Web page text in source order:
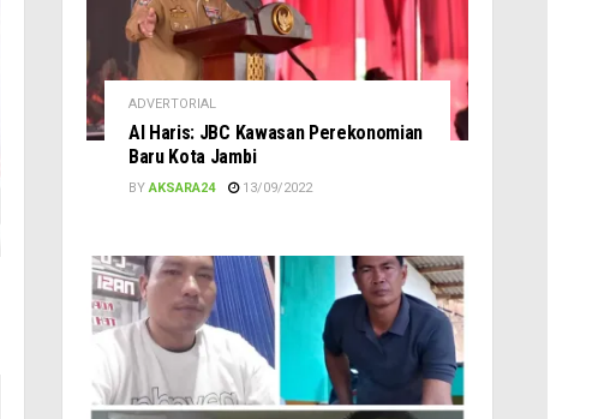
ADVERTORIAL
Al Haris: JBC Kawasan Perekonomian
Baru Kota Jambi
BY AKSARA24 13/09/2022